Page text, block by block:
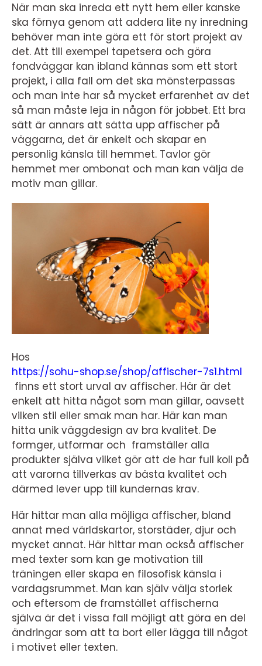
När man ska inreda ett nytt hem eller kanske
ska förnya genom att addera lite ny inredning
behöver man inte göra ett för stort projekt av
det. Att till exempel tapetsera och göra
fondväggar kan ibland kännas som ett stort
projekt, i alla fall om det ska mönsterpassas
och man inte har så mycket erfarenhet av det
så man måste leja in någon för jobbet. Ett bra
sätt är annars att sätta upp affischer på
väggarna, det är enkelt och skapar en
personlig känsla till hemmet. Tavlor gör
hemmet mer ombonat och man kan välja de
motiv man gillar.
Hos
https://sohu-shop.se/shop/affischer-7s1.html
finns ett stort urval av affischer. Här är det
enkelt att hitta något som man gillar, oavsett
vilken stil eller smak man har. Här kan man
hitta unik väggdesign av bra kvalitet. De
formger, utformar och framställer alla
produkter själva vilket gör att de har full koll på
att varorna tillverkas av bästa kvalitet och
därmed lever upp till kundernas krav.
Här hittar man alla möjliga affischer, bland
annat med världskartor, storstäder, djur och
mycket annat. Här hittar man också affischer
med texter som kan ge motivation till
träningen eller skapa en filosofisk känsla i
vardagsrummet. Man kan själv välja storlek
och eftersom de framstället affischerna
själva är det i vissa fall möjligt att göra en del
ändringar som att ta bort eller lägga till något
i motivet eller texten.